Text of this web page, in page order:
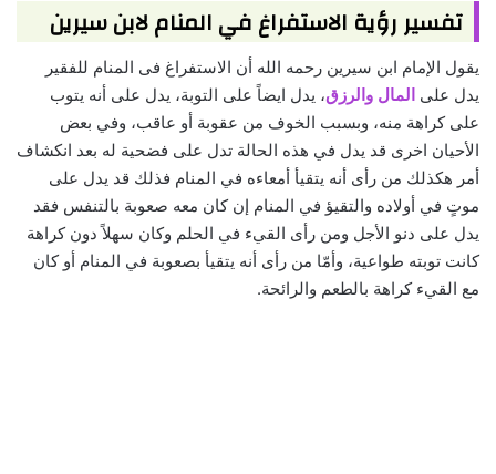
تفسير رؤية الاستفراغ في المنام لابن سيرين
يقول الإمام ابن سيرين رحمه الله أن الاستفراغ فى المنام للفقير
يدل على المال والرزق، يدل ايضاً على التوبة، يدل على أنه يتوب
على كراهة منه، وبسبب الخوف من عقوبة أو عاقب، وفي بعض
الأحيان اخرى قد يدل في هذه الحالة تدل على فضحية له بعد انكشاف
أمر هكذلك من رأى أنه يتقيأ أمعاءه في المنام فذلك قد يدل على
موتٍ في أولاده والتقيؤ في المنام إن كان معه صعوبة بالتنفس فقد
يدل على دنو الأجل ومن رأى القيء في الحلم وكان سهلاً دون كراهة
كانت توبته طواعية، وأمّا من رأى أنه يتقيأ بصعوبة في المنام أو كان
مع القيء كراهة بالطعم والرائحة.